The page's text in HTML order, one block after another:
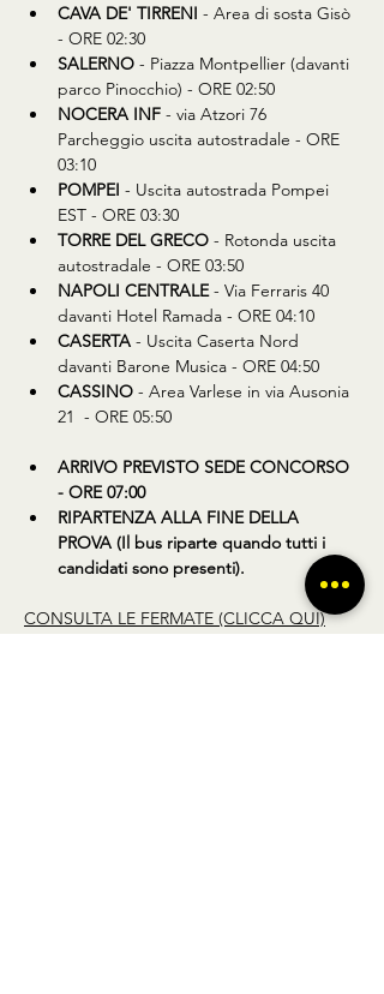
CAVA DE' TIRRENI - Area di sosta Gisò
- ORE 02:30
SALERNO - Piazza Montpellier (davanti
parco Pinocchio) - ORE 02:50
NOCERA INF - via Atzori 76
Parcheggio uscita autostradale - ORE
03:10
POMPEI - Uscita autostrada Pompei
EST - ORE 03:30
TORRE DEL GRECO - Rotonda uscita
autostradale - ORE 03:50
NAPOLI CENTRALE - Via Ferraris 40
davanti Hotel Ramada - ORE 04:10
CASERTA - Uscita Caserta Nord
davanti Barone Musica - ORE 04:50
CASSINO - Area Varlese in via Ausonia
21  - ORE 05:50
ARRIVO PREVISTO SEDE CONCORSO
- ORE 07:00
RIPARTENZA ALLA FINE DELLA
PROVA (Il bus riparte quando tutti i
candidati sono presenti).
CONSULTA LE FERMATE (CLICCA QUI)